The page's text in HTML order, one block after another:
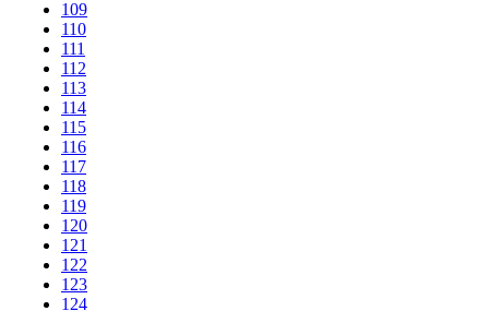
109
110
111
112
113
114
115
116
117
118
119
120
121
122
123
124